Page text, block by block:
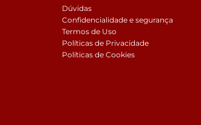
Dúvidas
Confidencialidade e segurança
Termos de Uso
Políticas de Privacidade
Políticas de Cookies